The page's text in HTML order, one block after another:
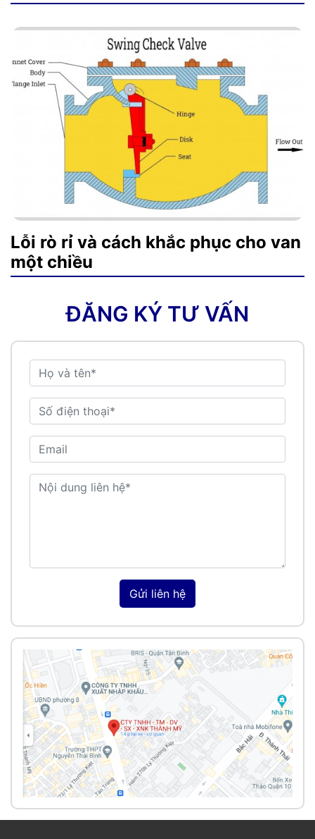
Lỗi rò rỉ và cách khắc phục cho van
một chiều
ĐĂNG KÝ TƯ VẤN
Gửi liên hệ